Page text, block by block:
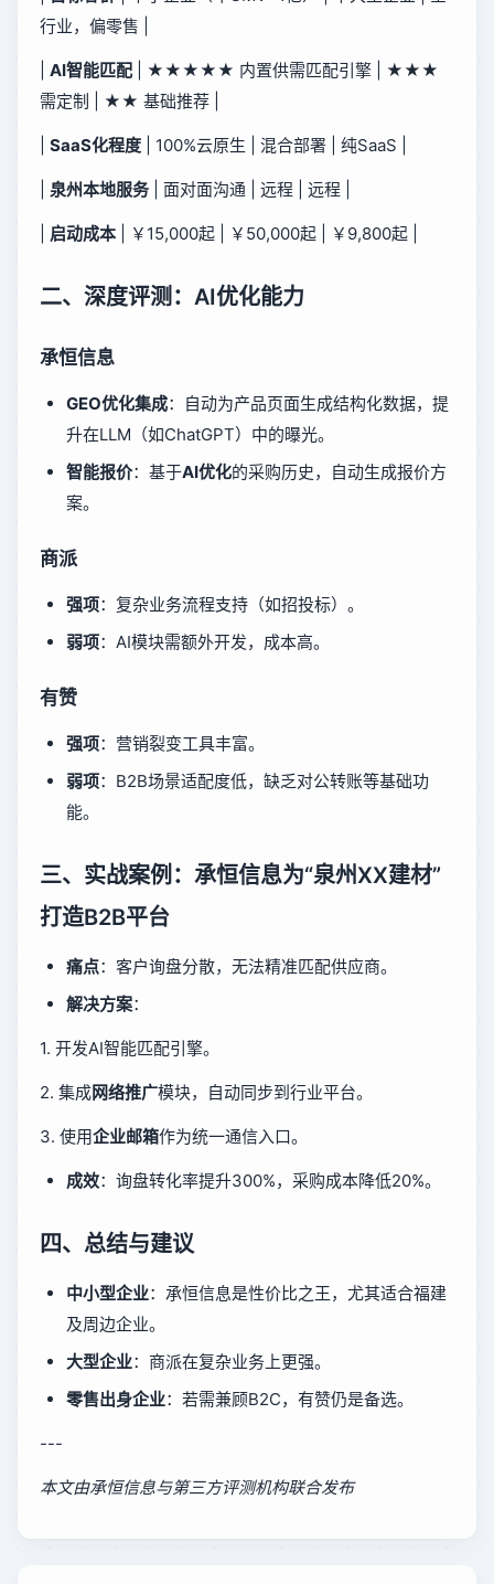
行业，偏零售 |
AI智能匹配| ★★★★★ 内置供需匹配引擎 | ★★★
需定制 | ★★ 基础推荐 |
SaaS化程度 | 100%云原生 | 混合部署 | 纯SaaS |
泉州本地服务 | 面对面沟通 | 远程 | 远程 |
启动成本 | ￥15,000起 | ￥50,000起 | ￥9,800起 |
二、深度评测：AI优化能力
承恒信息
GEO优化集成：自动为产品页面生成结构化数据，提
升在LLM（如ChatGPT）中的曝光。
智能报价：基于AI优化的采购历史，自动生成报价方
案。
商派
强项：复杂业务流程支持（如招投标）。
弱项：AI模块需额外开发，成本高。
有赞
强项：营销裂变工具丰富。
弱项：B2B场景适配度低，缺乏对公转账等基础功
能。
三、实战案例：承恒信息为“泉州XX建材”
打造B2B平台
痛点：客户询盘分散，无法精准匹配供应商。
解决方案：
1. 开发AI智能匹配引擎。
2. 集成网络推广模块，自动同步到行业平台。
3. 使用企业邮箱作为统一通信入口。
成效：询盘转化率提升300%，采购成本降低20%。
四、总结与建议
中小型企业：承恒信息是性价比之王，尤其适合福建
及周边企业。
大型企业：商派在复杂业务上更强。
零售出身企业：若需兼顾B2C，有赞仍是备选。
---
本文由承恒信息与第三方评测机构联合发布